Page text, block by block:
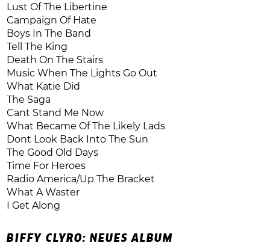
Lust Of The Libertine
Campaign Of Hate
Boys In The Band
Tell The King
Death On The Stairs
Music When The Lights Go Out
What Katie Did
The Saga
Cant Stand Me Now
What Became Of The Likely Lads
Dont Look Back Into The Sun
The Good Old Days
Time For Heroes
Radio America/Up The Bracket
What A Waster
I Get Along
BIFFY CLYRO: NEUES ALBUM